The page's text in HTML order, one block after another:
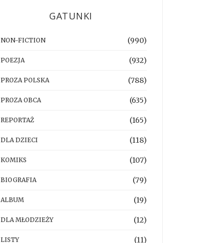
GATUNKI
NON-FICTION (990)
POEZJA (932)
PROZA POLSKA (788)
PROZA OBCA (635)
REPORTAŻ (165)
DLA DZIECI (118)
KOMIKS (107)
BIOGRAFIA (79)
ALBUM (19)
DLA MŁODZIEŻY (12)
LISTY (11)